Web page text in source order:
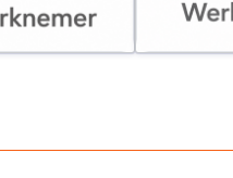
Werkgever